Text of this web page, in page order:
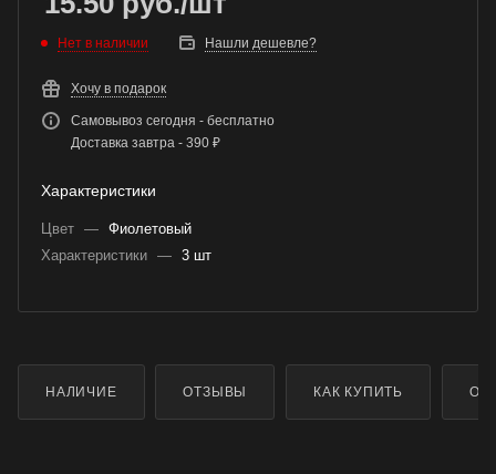
Нет в наличии Нашли дешевле?
Хочу в подарок
Самовывоз сегодня - бесплатно
Доставка завтра - 390 ₽
Характеристики
Цвет — Фиолетовый
Характеристики — 3 шт
НАЛИЧИЕ ОТЗЫВЫ КАК КУПИТЬ